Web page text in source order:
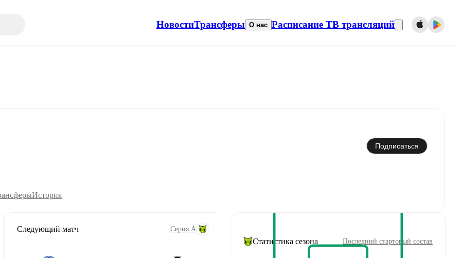
НовостиТрансферы О нас Расписание ТВ трансляций
Подписаться
История
Следующий матч Серия А
Статистика сезона Последний стартовый состав